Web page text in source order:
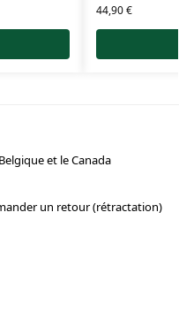
44,90€
et le Canada
un retour (rétractation)